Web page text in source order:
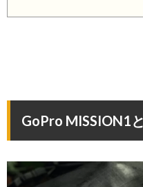
GoPro MISSION1